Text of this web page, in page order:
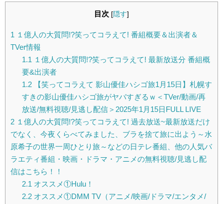
目次 [隠す]
1 １億人の大質問!?笑ってコラえて! 番組概要＆出演者＆
TVer情報
1.1 １億人の大質問!?笑ってコラえて! 最新放送分 番組概
要&出演者
1.2【笑ってコラえて 影山優佳ハシゴ旅1月15日】札幌す
すきの影山優佳ハシゴ旅がヤバすぎるｗ＜TVer/動画/再
放送/無料視聴/見逃し配信＞2025年1月15日FULL LIVE
2 １億人の大質問!?笑ってコラえて! 過去放送~最新放送だけ
でなく、今夜くらべてみました、ブラを捨て旅に出よう～水
原希子の世界一周ひとり旅～などの日テレ番組、他の人気バ
ラエティ番組・映画・ドラマ・アニメの無料視聴/見逃し配
信はこちら！！
2.1 オススメ①Hulu！
2.2オススメ①DMM TV（アニメ/映画/ドラマ/エンタメ/